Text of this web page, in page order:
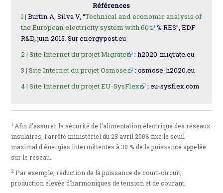
Références
1 | Burtin A, Silva V, “Technical and economic analysis of
the European electricity system with 60
% RES”, EDF
R&D, juin 2015. Sur energypost.eu
2 | Site Internet du projet Migrate
: h2020-migrate.eu
3 | Site Internet du projet Osmose
: osmose-h2020.eu
4 | Site Internet du projet EU-SysFlex : eu-sysflex.com
1 Afin d’assurer la sécurité de l’alimentation électrique des réseaux
insulaires, l’arrêté ministériel du 23 avril 2008 fixe le seuil
maximal d’énergies intermittentes à 30 % de la puissance appelée
sur le réseau.
2 Par exemple, réduction de la puissance de court-circuit,
production élevée d’harmoniques de tension et de courant.